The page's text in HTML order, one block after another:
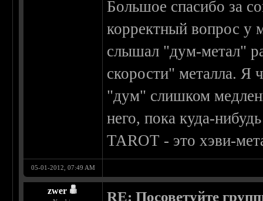
Большое спасибо за
корректный вопрос у
слышал "дум-метал"
скорости" металла. Я
"дум" слишком
него, пока куда-
TAROT - это хэви-
05-01-2012, 07:49 AM
zwer RE: Посоветуйте